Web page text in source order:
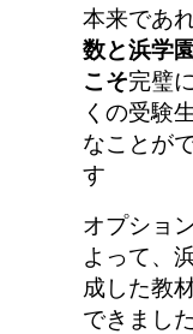
本来であ
数と浜学
こそ完璧
くの受験
なことが
す
オプショ
よって、
成した教
できました